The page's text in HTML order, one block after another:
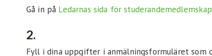
Gå in på Ledarnas sida för studerandemedlemskap
2.
Fyll i dina uppgifter i anmälningsformuläret som